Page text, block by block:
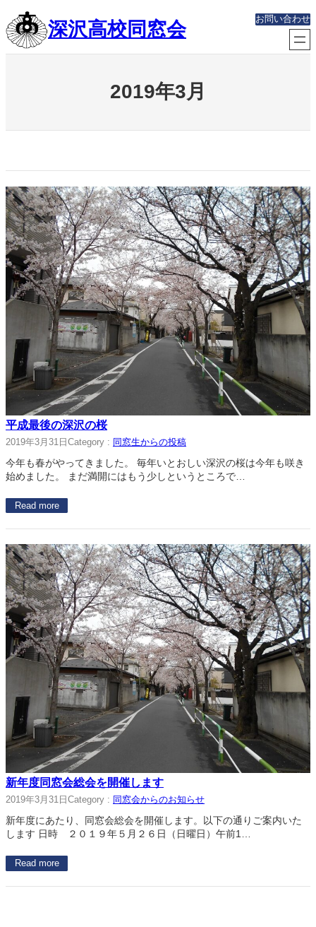
容
を
ス
深沢高校同窓会 お問い合わせ
2019年3月
平成最後の深沢の桜
2019年3月31日 Category : 同窓生からの投稿
今年も春がやってきました。 毎年いとおしい深沢の桜は今年も咲き
始めました。 まだ満開にはもう少しというところで…
Read more
新年度同窓会総会を開催します
2019年3月31日 Category : 同窓会からのお知らせ
新年度にあたり、同窓会総会を開催します。以下の通りご案内いた
します 日時 ２０１９年５月２６日（日曜日）午前1…
Read more